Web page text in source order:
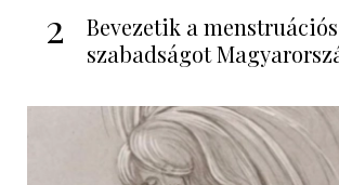
2
Bevezetik a menstruációs
szabadságot